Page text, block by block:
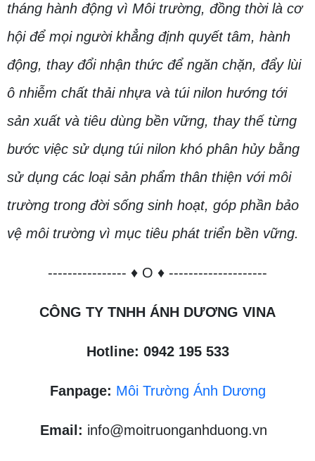
tháng hành động vì Môi trường, đồng thời là cơ
hội để mọi người khẳng định quyết tâm, hành
động, thay đổi nhận thức để ngăn chặn, đẩy lùi
ô nhiễm chất thải nhựa và túi nilon hướng tới
sản xuất và tiêu dùng bền vững, thay thế từng
bước việc sử dụng túi nilon khó phân hủy bằng
sử dụng các loại sản phẩm thân thiện với môi
trường trong đời sống sinh hoạt, góp phần bảo
vệ môi trường vì mục tiêu phát triển bền vững.
---------------- ♦ O ♦ --------------------
CÔNG TY TNHH ÁNH DƯƠNG VINA
Hotline: 0942 195 533
Fanpage: Môi Trường Ánh Dương
Email: info@moitruonganhduong.vn